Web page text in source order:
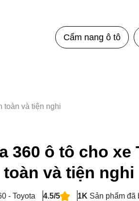
Cẩm nang ô tô
toàn và tiện nghi
360 ô tô cho xe
toàn và tiện nghi
- Toyota 4.5/5 1K Sản phẩm đã